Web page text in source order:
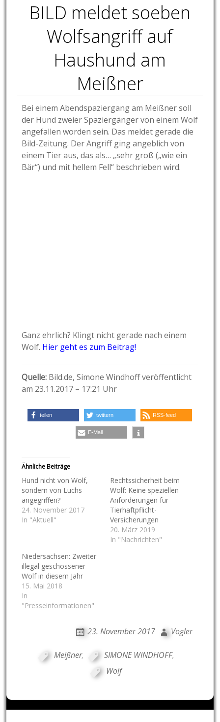
BILD meldet soeben
Wolfsangriff auf
Haushund am
Meißner
Bei einem Abendspaziergang am Meißner soll
der Hund zweier Spaziergänger von einem Wolf
angefallen worden sein. Das meldet gerade die
Bild-Zeitung. Der Angriff ging angeblich von
einem Tier aus, das als… „sehr groß („wie ein
Bär“) und mit hellem Fell“ beschrieben wird.
Ganz ehrlich? Klingt nicht gerade nach einem
Wolf. Hier geht es zum Beitrag!
Quelle: Bild.de,Simone Windhoffveröffentlicht
am 23.11.2017 – 17:21 Uhr
teilen twittern RSS-feed
E-Mail
Ähnliche Beiträge
Hund nicht von Wolf,
sondern von Luchs
angegriffen?
24. November 2017
In "Aktuell"
Rechtssicherheit beim
Wolf: Keine speziellen
Anforderungen für
Tierhaftpflicht-
Versicherungen
20. März 2019
In "Nachrichten"
Niedersachsen: Zweiter
illegal geschossener
Wolf in diesem Jahr
15. Mai 2018
In
"Presseinformationen"
23. November 2017 Vogler
Meißner, SIMONE WINDHOFF,
Wolf